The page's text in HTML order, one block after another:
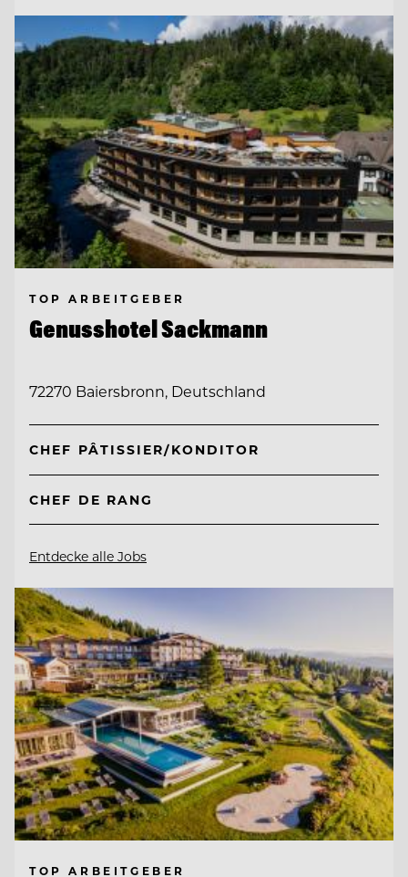
TOP ARBEITGEBER
Genusshotel Sackmann
72270 Baiersbronn, Deutschland
CHEF PÂTISSIER/KONDITOR
CHEF DE RANG
Entdecke alle Jobs
TOP ARBEITGEBER